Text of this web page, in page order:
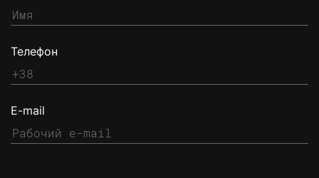
Телефон
E-mail